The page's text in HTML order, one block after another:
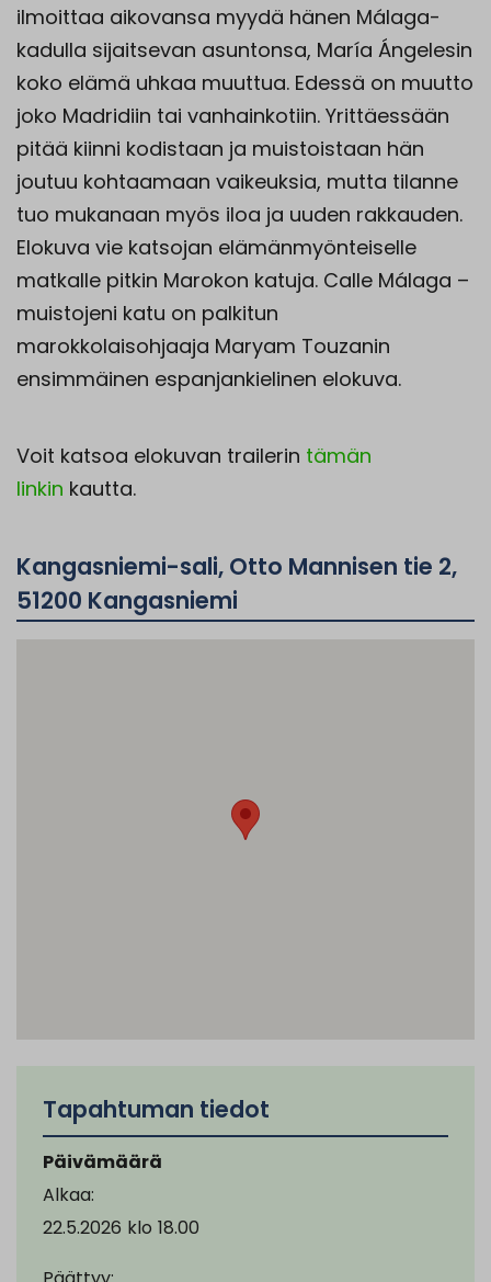
ilmoittaa aikovansa myydä hänen Málaga-
kadulla sijaitsevan asuntonsa, María Ángelesin
koko elämä uhkaa muuttua. Edessä on muutto
joko Madridiin tai vanhainkotiin. Yrittäessään
pitää kiinni kodistaan ja muistoistaan hän
joutuu kohtaamaan vaikeuksia, mutta tilanne
tuo mukanaan myös iloa ja uuden rakkauden.
Elokuva vie katsojan elämänmyönteiselle
matkalle pitkin Marokon katuja. Calle Málaga –
muistojeni katu on palkitun
marokkolaisohjaaja Maryam Touzanin
ensimmäinen espanjankielinen elokuva.
Voit katsoa elokuvan trailerin tämän
linkin kautta.
Kangasniemi-sali, Otto Mannisen tie 2,
51200 Kangasniemi
Tapahtuman tiedot
Päivämäärä
Alkaa:
22.5.2026 klo 18.00